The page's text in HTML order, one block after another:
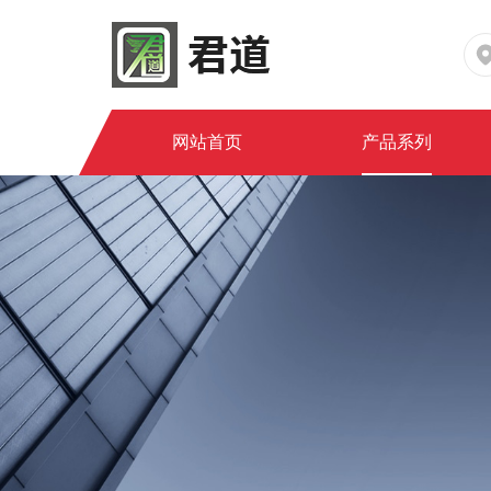
网站首页 产品系列